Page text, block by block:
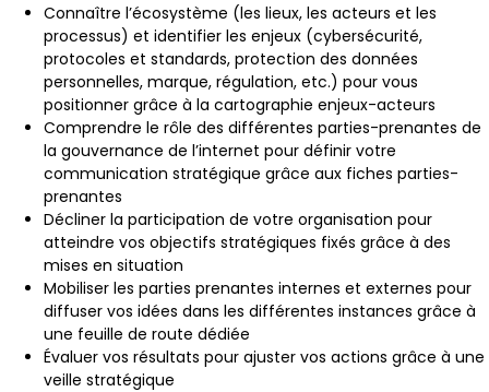
Connaître l’écosystème (les lieux, les acteurs et les
processus) et identifier les enjeux (cybersécurité,
protocoles et standards, protection des données
personnelles, marque, régulation, etc.) pour vous
positionner grâce à la cartographie enjeux-acteurs
Comprendre le rôle des différentes parties-prenantes de
la gouvernance de l’internet pour définir votre
communication stratégique grâce aux fiches parties-
prenantes
Décliner la participation de votre organisation pour
atteindre vos objectifs stratégiques fixés grâce à des
mises en situation
Mobiliser les parties prenantes internes et externes pour
diffuser vos idées dans les différentes instances grâce à
une feuille de route dédiée
Évaluer vos résultats pour ajuster vos actions grâce à une
veille stratégique